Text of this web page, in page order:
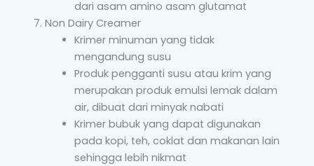
dari asam amino asam glutamat
Non Dairy Creamer
Krimer minuman yang tidak
mengandung susu
Produk pengganti susu atau krim yang
merupakan produk emulsi lemak dalam
air, dibuat dari minyak nabati
Krimer bubuk yang dapat digunakan
pada kopi, teh, coklat dan makanan lain
sehingga lebih nikmat